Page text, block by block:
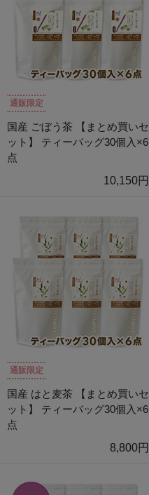
通販限定
国産 ごぼう茶 【まとめ買いセ
ット】 ティーバッグ30個入×6
点
10,150円
通販限定
国産 はと麦茶 【まとめ買いセ
ット】 ティーバッグ30個入×6
点
8,800円